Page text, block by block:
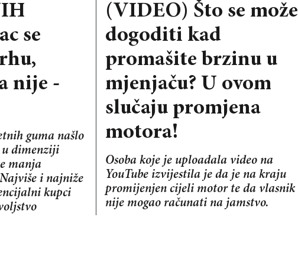
se
nije -
guma našlo
u dimenziji
manja
i najniže
kupci
(VIDEO) Što se može
dogoditi kad
promašite brzinu u
mjenjaču? U ovom
slučaju promjena
motora!
Osoba koje je uploadala video na
YouTube izvijestila je da je na kraju
promijenjen cijeli motor te da vlasnik
nije mogao računati na jamstvo.